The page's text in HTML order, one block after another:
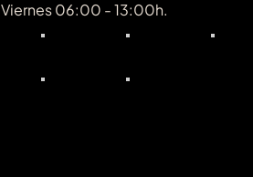
Viernes 06:00 - 13:00h.